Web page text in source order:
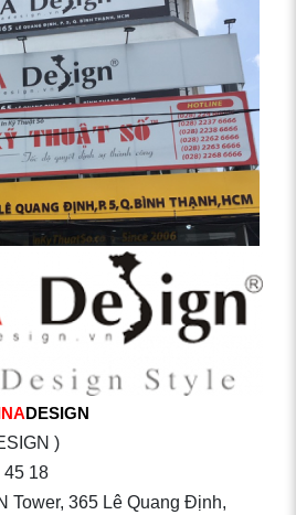
DESIGN
)
45 18
Tower, 365 Lê Quang Định,